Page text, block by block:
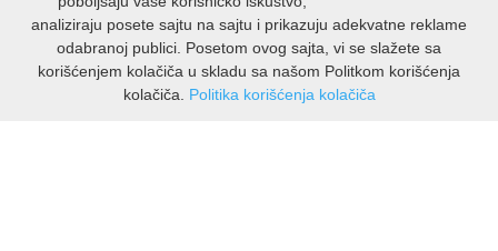
analiziraju posete sajtu na sajtu i prikazuju adekvatne reklame
odabranoj publici. Posetom ovog sajta, vi se slažete sa
korišćenjem kolačiča u skladu sa našom Politkom korišćenja
kolačiča. Politika korišćenja kolačiča